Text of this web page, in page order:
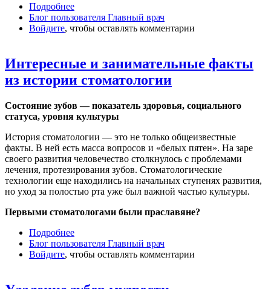
Подробнее
взаимосвязаны!
Блог пользователя Главный врач
Войдите, чтобы оставлять комментарии
Интересные и занимательные факты
из истории стоматологии
Состояние зубов — показатель здоровья, социального
статуса, уровня культуры
История стоматологии — это не только общеизвестные
факты. В ней есть масса вопросов и «белых пятен». На заре
своего развития человечество столкнулось с проблемами
лечения, протезирования зубов. Стоматологические
технологии еще находились на начальных ступенях развития,
но уход за полостью рта уже был важной частью культуры.
Первыми стоматологами были праславяне?
Подробнее
истории стоматологии
Блог пользователя Главный врач
Войдите, чтобы оставлять комментарии